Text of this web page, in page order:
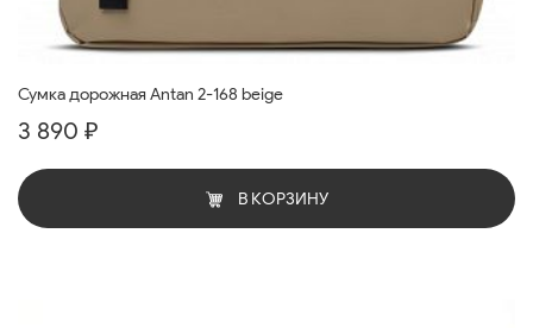
Сумка дорожная Antan 2-168 beige
3 890 ₽
В КОРЗИНУ